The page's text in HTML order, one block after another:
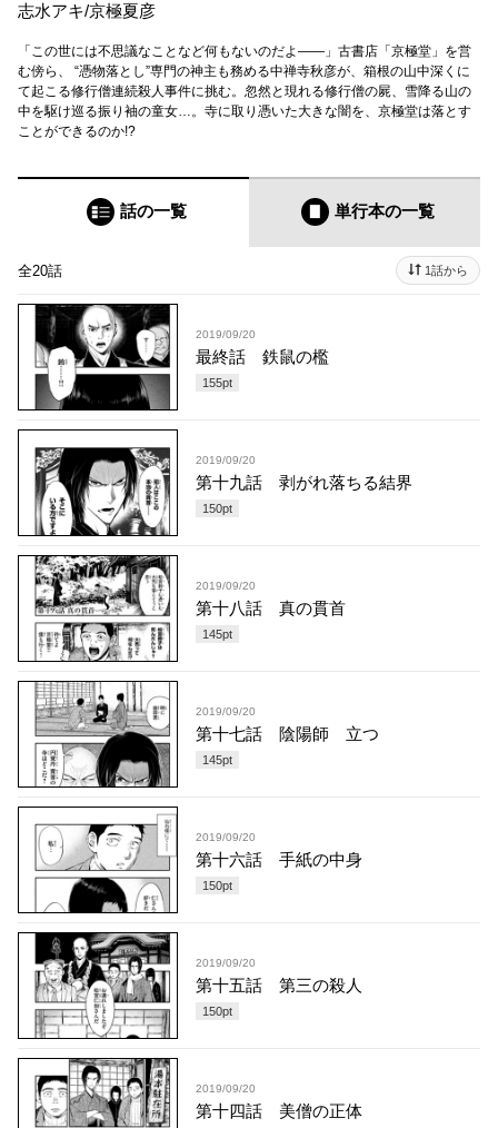
志水アキ/京極夏彦
「この世には不思議なことなど何もないのだよ――」古書店「京極堂」を営
む傍ら、 “憑物落とし”専門の神主も務める中禅寺秋彦が、箱根の山中深くに
て起こる修行僧連続殺人事件に挑む。忽然と現れる修行僧の屍、雪降る山の
中を駆け巡る振り袖の童女…。寺に取り憑いた大きな闇を、京極堂は落とす
ことができるのか!?
話の一覧 単行本の一覧
全20話 1話から
2019/09/20
最終話 鉄鼠の檻
155pt
2019/09/20
第十九話 剥がれ落ちる結界
150pt
2019/09/20
第十八話 真の貫首
145pt
2019/09/20
第十七話 陰陽師 立つ
145pt
2019/09/20
第十六話 手紙の中身
150pt
2019/09/20
第十五話 第三の殺人
150pt
2019/09/20
第十四話 美僧の正体